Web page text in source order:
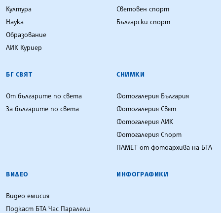
Култура
Наука
Образование
ЛИК Куриер
Световен спорт
Български спорт
БГ СВЯТ
От българите по света
За българите по света
СНИМКИ
Фотогалерия България
Фотогалерия Свят
Фотогалерия ЛИК
Фотогалерия Спорт
ПАМЕТ от фотоархива на БТА
ВИДЕО
Видео емисия
Подкаст БТА Час Паралели
ИНФОГРАФИКИ